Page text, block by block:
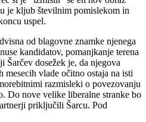
je kljub številnim pomislekom in
uspel.
od blagovne znamke njenega
kandidatov, pomanjkanje terena
dosežek je, da njegova
mesecih vlade očitno ostaja na isti
razmisleki o povezovanju
Do nove velike liberalne stranke bo
priključili Šarcu. Pod